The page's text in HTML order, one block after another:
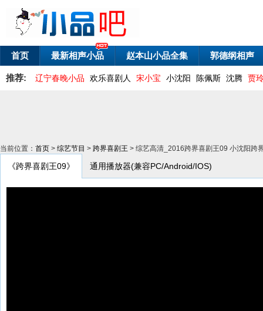
首页 最新相声小品 赵本山小品全集 郭德纲相声
推荐: 辽宁春晚小品 欢乐喜剧人 宋小宝 小沈阳 陈佩斯 沈腾 贾
当前位置： 首页 > 综艺节目 > 跨界喜剧王 > 综艺高清_2016跨界喜剧王09 小沈阳跨
《跨界喜剧王09》 通用播放器(兼容PC/Android/IOS)